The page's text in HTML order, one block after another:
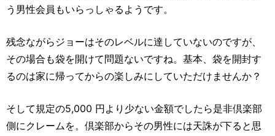
う男性会員もいらっしゃるようです。
残念ながらジョーはそのレベルに達していないのですが、
その場合も袋を開けて問題ないですね。基本、袋を開封す
るのは家に帰ってからの楽しみにしていただけませんか？
そして規定の5,000 円より少ない金額でしたら是非倶楽部
側にクレームを。倶楽部からその男性には天誅が下ると思